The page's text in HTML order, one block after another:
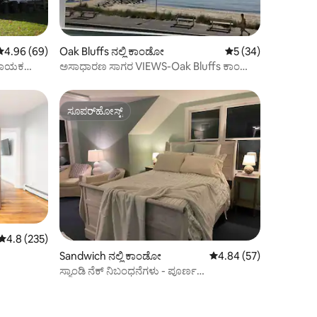
ರಲ್ಲಿ 4.96 ಸರಾಸರಿ ರೇಟಿಂಗ್, 69 ವಿಮರ್ಶೆಗಳು
4.96 (69)
Oak Bluffs ನಲ್ಲಿ ಕಾಂಡೋ 5 ರಲ್ಲಿ 5 ಸರಾಸರಿ
5 (34)
ಅಸಾಧಾರಣ ಸಾಗರ VIEWS-Oak Bluffs ಕಾಂಡೋ
ರಲ್ಲಿ 4.8 ಸರಾಸರಿ ರೇಟಿಂಗ್, 235 ವಿಮರ್ಶೆಗಳು
4.8 (235)
ಸೂಪರ್‌ಹೋಸ್ಟ್
ಸೂಪರ್‌ಹೋಸ್ಟ್
Sandwich ನಲ್ಲಿ ಕಾಂಡೋ 5 ರಲ್ಲಿ 4.84 ಸರಾಸರಿ
4.84 (57)
ಸ್ಯಾಂಡಿ ನೆಕ್ ನಿಬಂಧನೆಗಳು - ಪೂರ್ಣ